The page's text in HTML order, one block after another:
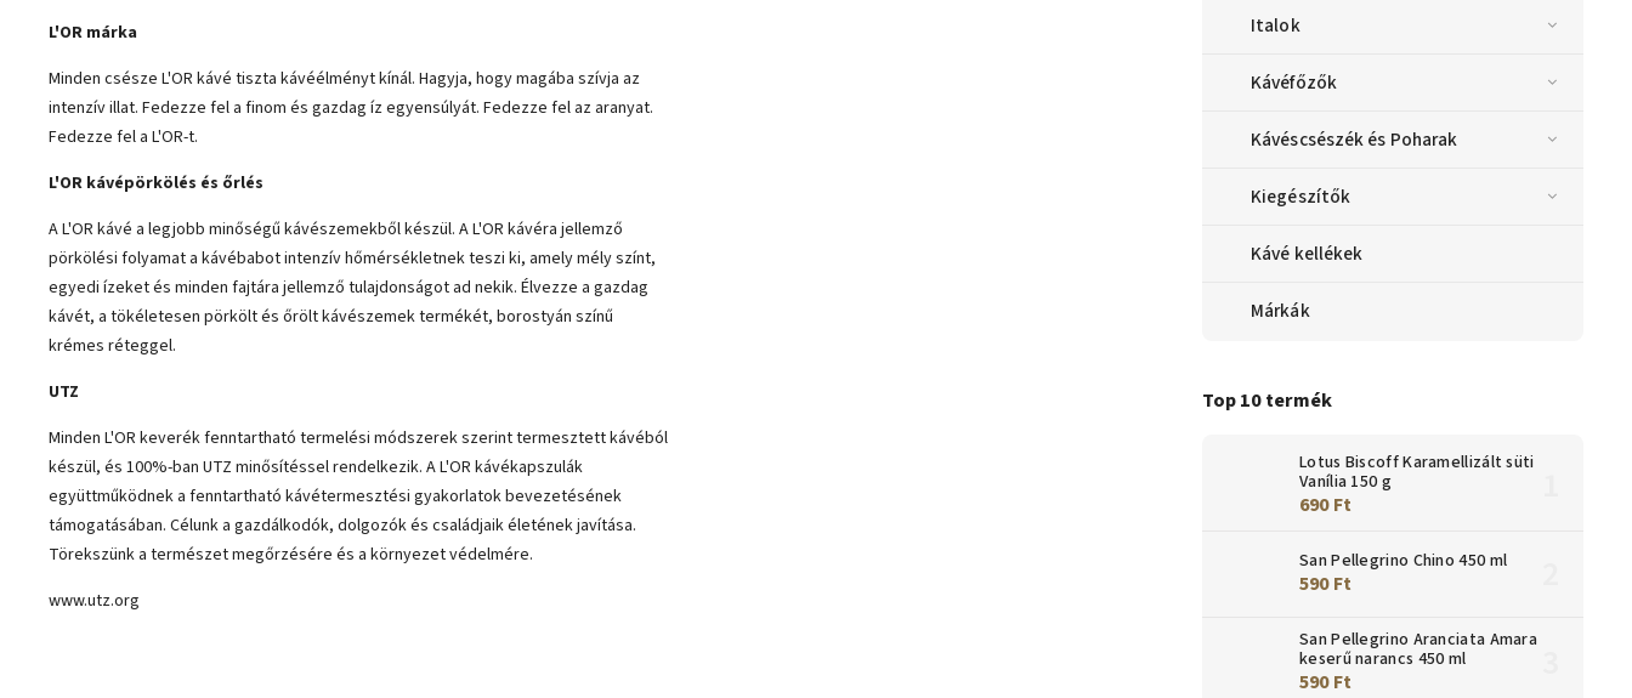
Italok
Kávéfőzők
Kávéscsészék és Poharak
Kiegészítők
Kávé kellékek
Márkák
Top 10 termék
Lotus Biscoff Karamellizált süti
Vanília 150 g
690 Ft
San Pellegrino Chino 450 ml
590 Ft
San Pellegrino Aranciata Amara
keserű narancs 450 ml
590 Ft
L'OR márka
Minden csésze L'OR kávé tiszta kávéélményt kínál. Hagyja, hogy magába szívja az
intenzív illat. Fedezze fel a finom és gazdag íz egyensúlyát. Fedezze fel az aranyat.
Fedezze fel a L'OR-t.
L'OR kávépörkölés és őrlés
A L'OR kávé a legjobb minőségű kávészemekből készül. A L'OR kávéra jellemző
pörkölési folyamat a kávébabot intenzív hőmérsékletnek teszi ki, amely mély színt,
egyedi ízeket és minden fajtára jellemző tulajdonságot ad nekik. Élvezze a gazdag
kávét, a tökéletesen pörkölt és őrölt kávészemek termékét, borostyán színű
krémes réteggel.
UTZ
Minden L'OR keverék fenntartható termelési módszerek szerint termesztett kávéból
készül, és 100%-ban UTZ minősítéssel rendelkezik. A L'OR kávékapszulák
együttműködnek a fenntartható kávétermesztési gyakorlatok bevezetésének
támogatásában. Célunk a gazdálkodók, dolgozók és családjaik életének javítása.
Törekszünk a természet megőrzésére és a környezet védelmére.
www.utz.org